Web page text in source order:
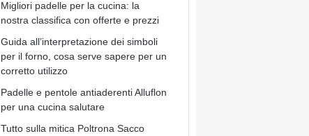
Migliori padelle per la cucina: la
nostra classifica con offerte e prezzi
Guida all’interpretazione dei simboli
per il forno, cosa serve sapere per un
corretto utilizzo
Padelle e pentole antiaderenti Alluflon
per una cucina salutare
Tutto sulla mitica Poltrona Sacco